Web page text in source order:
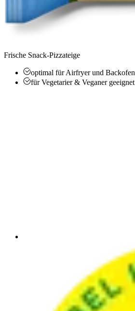
Frische Snack-Pizzateige
optimal für Airfryer und Backofen
für Vegetarier & Veganer geeignet